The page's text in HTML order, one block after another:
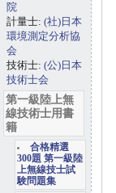
院
計量士: (社)日本
環境測定分析協
会
技術士: (公)日本
技術士会
第一級陸上無
線技術士用書
籍
合格精選
300題 第一級陸
上無線技士試
験問題集